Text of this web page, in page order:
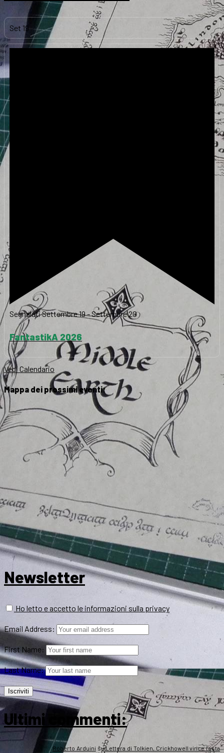
Set 19
SegnalatiSettembre 19-Settembre 20
FantastikA 2026
Vedi Calendario
Mappa dei prossimi eventi:
Newsletter
Ho letto e accetto le informazioni sulla privacy
Email Address:
First Name:
Last Name:
Ultimi commenti:
Roberto Arduini suLettera di Tolkien, Crickhowell vince l’asta